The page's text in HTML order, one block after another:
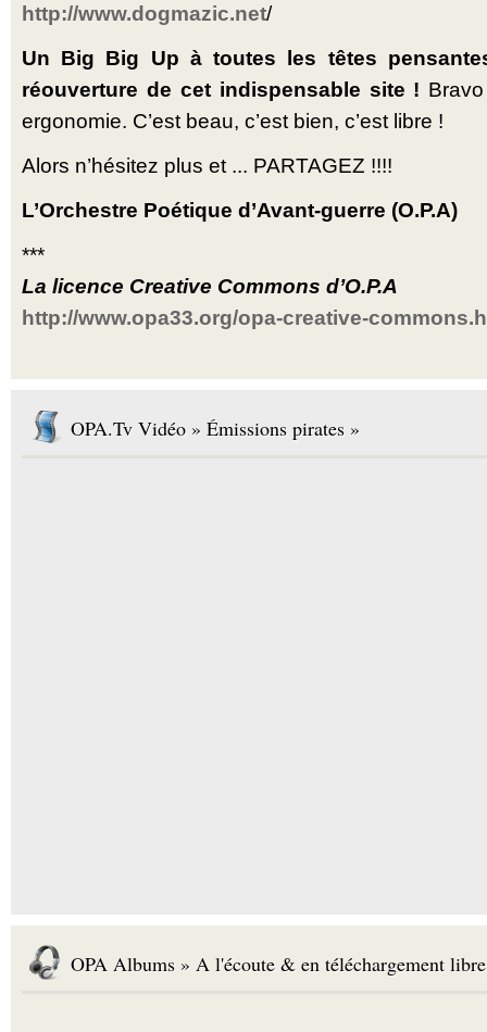
http://www.dogmazic.net/
Un Big Big Up à toutes les têtes
réouverture de cet indispensable site !
ergonomie. C’est beau, c’est bien, c’est libre !
Alors n’hésitez plus et ... PARTAGEZ !!!!
L’Orchestre Poétique d’Avant-guerre (O.P.A)
***
La licence Creative Commons d’O.P.A
http://www.opa33.org/opa-creative-
OPA.Tv Vidéo » Émissions pirates »
OPA Albums » A l'écoute & en téléchargement